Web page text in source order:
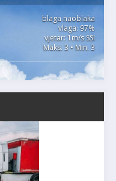
blaga naoblaka
vlaga: 97%
vjetar: 1m/s SSI
Maks. 3 • Min. 3